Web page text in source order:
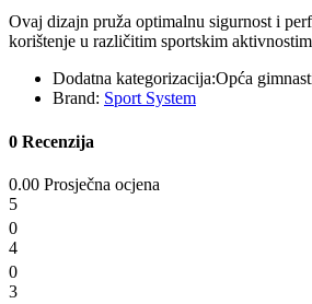
Ovaj dizajn pruža optimalnu sigurnost i
korištenje u različitim sportskim
Dodatna kategorizacija:Opća
Brand: Sport System
0 Recenzija
0.00 Prosječna ocjena
5
0
4
0
3